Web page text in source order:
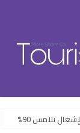
تلامس 90%
في مصر”